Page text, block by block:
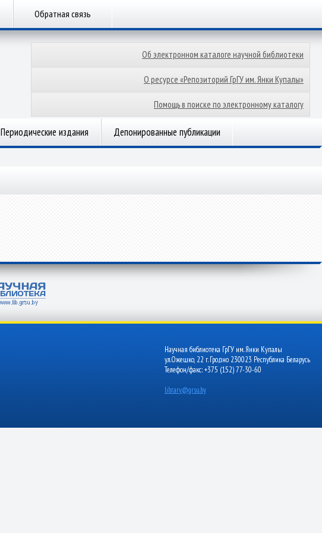
Обратная связь
Об электронном каталоге научной библиотеки
О ресурсе «Репозиторий ГрГУ им. Янки Купалы»
Помощь в поиске по электронному каталогу
Периодические издания Депонированные публикации
Научная библиотека ГрГУ им. Янки Купалы
ул.Ожешко, 22 г. Гродно 230023 Республика Беларусь
Телефон/факс: +375 (152) 77-30-60
library@grsu.by